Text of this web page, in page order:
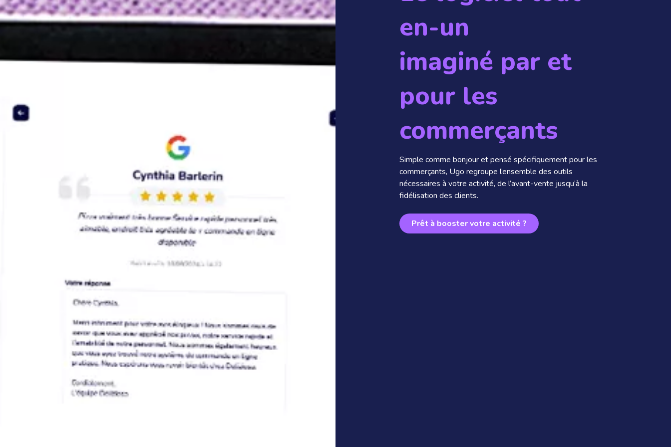
en-un
imaginé par et
pour les
commerçants
Simple comme bonjour et pensé spécifiquement pour les
commerçants, Ugo regroupe l’ensemble des outils
nécessaires à votre activité, de l’avant-vente jusqu’à la
fidélisation des clients.
Prêt à booster votre activité ?